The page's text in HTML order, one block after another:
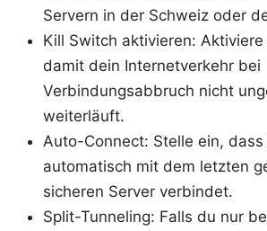
Servern in der Schweiz oder
Kill Switch aktivieren:
damit dein Internetverkehr bei
Verbindungsabbruch nicht
weiterläuft.
Auto-Connect: Stelle ein,
automatisch mit dem letzten
sicheren Server verbindet.
Split-Tunneling: Falls du nur